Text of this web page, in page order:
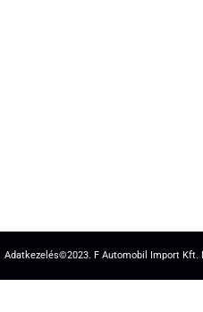
Adatkezelés©2023. F Automobil Import Kft.